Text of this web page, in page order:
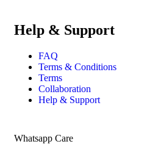
Help & Support
FAQ
Terms & Conditions
Terms
Collaboration
Help & Support
Whatsapp Care